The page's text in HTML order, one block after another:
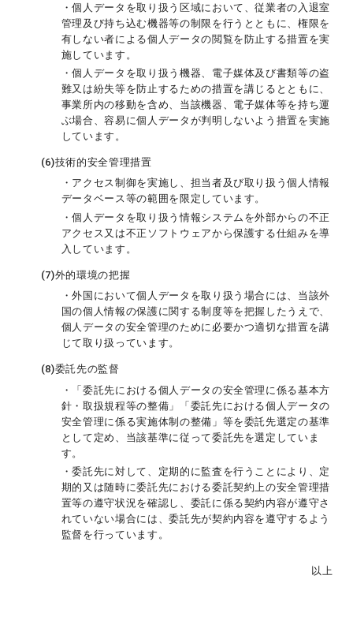
・個人データを取り扱う区域において、従業者の入退室
管理及び持ち込む機器等の制限を行うとともに、権限を
有しない者による個人データの閲覧を防止する措置を実
施しています。
・個人データを取り扱う機器、電子媒体及び書類等の盗
難又は紛失等を防止するための措置を講じるとともに、
事業所内の移動を含め、当該機器、電子媒体等を持ち運
ぶ場合、容易に個人データが判明しないよう措置を実施
しています。
(6)技術的安全管理措置
・アクセス制御を実施し、担当者及び取り扱う個人情報
データベース等の範囲を限定しています。
・個人データを取り扱う情報システムを外部からの不正
アクセス又は不正ソフトウェアから保護する仕組みを導
入しています。
(7)外的環境の把握
・外国において個人データを取り扱う場合には、当該外
国の個人情報の保護に関する制度等を把握したうえで、
個人データの安全管理のために必要かつ適切な措置を講
じて取り扱っています。
(8)委託先の監督
・「委託先における個人データの安全管理に係る基本方
針・取扱規程等の整備」「委託先における個人データの
安全管理に係る実施体制の整備」等を委託先選定の基準
として定め、当該基準に従って委託先を選定していま
す。
・委託先に対して、定期的に監査を行うことにより、定
期的又は随時に委託先における委託契約上の安全管理措
置等の遵守状況を確認し、委託に係る契約内容が遵守さ
れていない場合には、委託先が契約内容を遵守するよう
監督を行っています。
以上